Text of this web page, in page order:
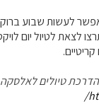
לצאת לטיול יום
והדרכת טיולים